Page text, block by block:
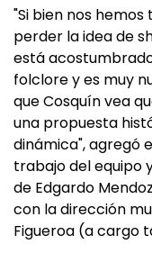
"Si bien nos
perder la idea de
está
folclore y es muy
que Cosquín vea
una propuesta
dinámica", agregó
trabajo del equipo
de Edgardo
con la dirección
Figueroa (a cargo